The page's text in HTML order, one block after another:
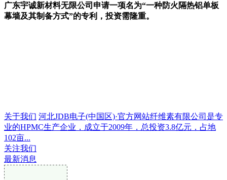
广东宇诚新材料无限公司申请一项名为“一种防火隔热铝单板
幕墙及其制备方式”的专利，投资需隆重。
关于我们 河北JDB电子(中国区)·官方网站纤维素有限公司是专
业的HPMC生产企业，成立于2009年，总投资3.8亿元，占地
102亩...
关注我们
最新消息